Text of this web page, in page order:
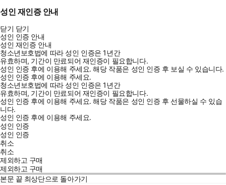
성인 재인증 안내
닫기 닫기
성인 인증 안내
성인 재인증 안내
청소년보호법에 따라 성인 인증은 1년간
유효하며, 기간이 만료되어 재인증이 필요합니다.
성인 인증 후에 이용해 주세요.해당 작품은 성인 인증 후 보실 수 있습니다.
성인 인증 후에 이용해 주세요.
청소년보호법에 따라 성인 인증은 1년간
유효하며, 기간이 만료되어 재인증이 필요합니다.
성인 인증 후에 이용해 주세요.해당 작품은 성인 인증 후 선물하실 수 있습
니다.
성인 인증 후에 이용해 주세요.
성인 인증
성인 인증
취소
취소
제외하고 구매
제외하고 구매
본문 끝 최상단으로 돌아가기